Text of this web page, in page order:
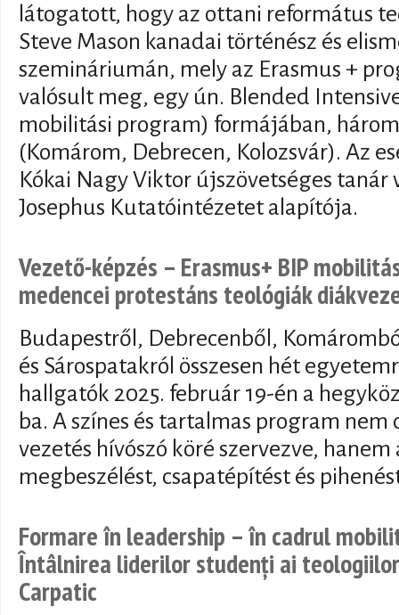
látogatott, hogy az ottani református
Steve Mason kanadai történész és
szemináriumán, mely az Erasmus +
valósult meg, egy ún. Blended
mobilitási program) formájában,
(Komárom, Debrecen, Kolozsvár). Az
Kókai Nagy Viktor újszövetséges tanár
Josephus Kutatóintézetet alapítója.
Vezető-képzés – Erasmus+ BIP
medencei protestáns teológiák
Budapestről, Debrecenből,
és Sárospatakról összesen hét
hallgatók 2025. február 19-én a
ba. A színes és tartalmas program nem
vezetés hívószó köré szervezve,
megbeszélést, csapatépítést és
Formare în leadership – în cadrul
Întâlnirea liderilor studenți ai
Carpatic